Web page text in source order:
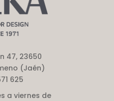
47, 23650
(Jaén)
625
a viernes de